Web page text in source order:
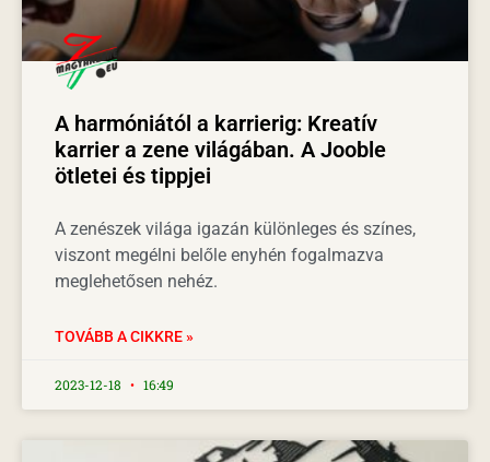
A harmóniától a karrierig: Kreatív
karrier a zene világában. A Jooble
ötletei és tippjei
A zenészek világa igazán különleges és színes,
viszont megélni belőle enyhén fogalmazva
meglehetősen nehéz.
TOVÁBB A CIKKRE »
2023-12-18 16:49